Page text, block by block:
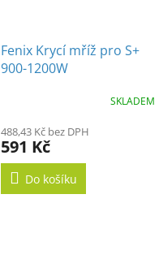
Fenix Krycí mříž pro S+
900-1200W
SKLADEM
488,43 Kč bez DPH
591 Kč
Do košíku